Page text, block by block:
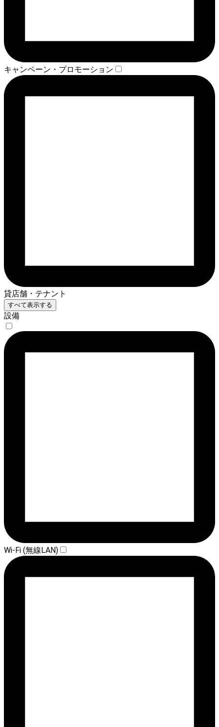
キャンペーン・プロモーション
貸店舗・テナント
すべて表示する
設備
Wi-Fi (無線LAN)